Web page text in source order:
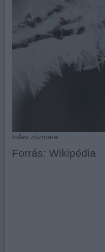
tollas zúzmara
Forrás: Wikipédia